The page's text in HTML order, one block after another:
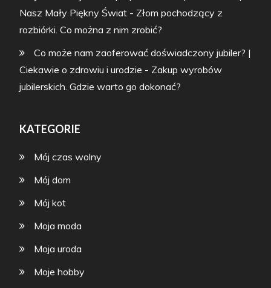
Nasz Mały Piękny Świat - Złom pochodzący z
rozbiórki. Co można z nim zrobić?
Co może nam zaoferować doświadczony jubiler? |
Ciekawie o zdrowiu i urodzie - Zakup wyrobów
jubilerskich. Gdzie warto go dokonać?
KATEGORIE
Mój czas wolny
Mój dom
Mój kot
Moja moda
Moja uroda
Moje hobby